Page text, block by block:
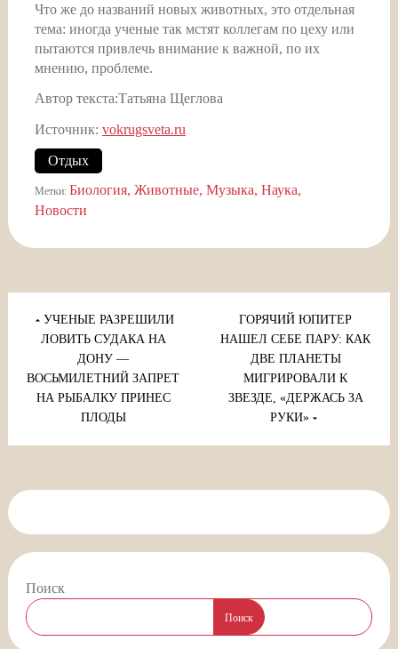
Что же до названий новых животных, это отдельная
тема: иногда ученые так мстят коллегам по цеху или
пытаются привлечь внимание к важной, по их
мнению, проблеме.
Автор текста:Татьяна Щеглова
Источник: vokrugsveta.ru
Отдых
Метки: Биология Животные Музыка Наука
Новости
Навигация
по
записям
УЧЕНЫЕ РАЗРЕШИЛИ
ЛОВИТЬ СУДАКА НА
ДОНУ —
ВОСЬМИЛЕТНИЙ ЗАПРЕТ
НА РЫБАЛКУ ПРИНЕС
ПЛОДЫ
ГОРЯЧИЙ ЮПИТЕР
НАШЕЛ СЕБЕ ПАРУ: КАК
ДВЕ ПЛАНЕТЫ
МИГРИРОВАЛИ К
ЗВЕЗДЕ, «ДЕРЖАСЬ ЗА
РУКИ»
Поиск
Поиск